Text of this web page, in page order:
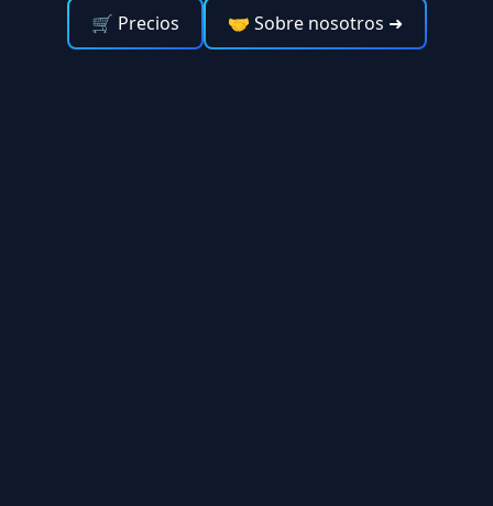
🛒 Precios 🤝 Sobre nosotros ➜